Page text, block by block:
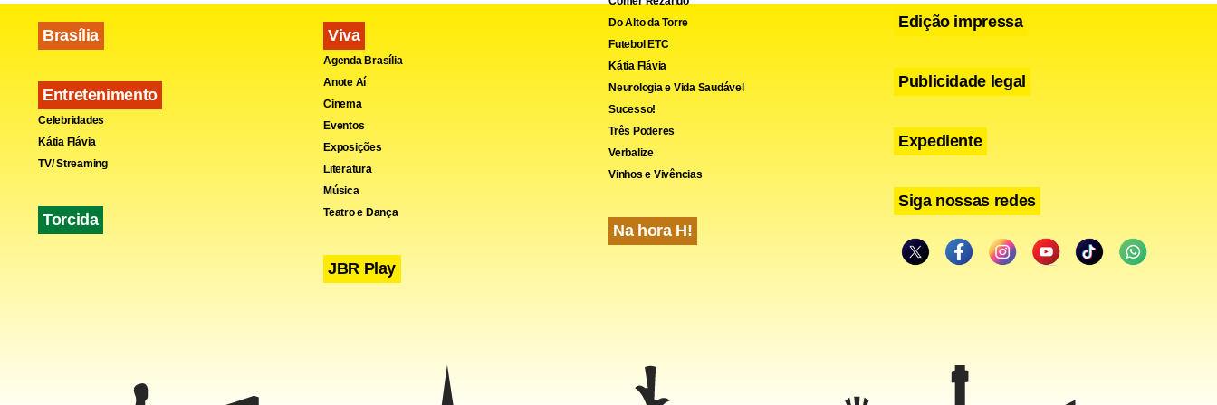
as compras desses aparelhos, sobretudo televisores. Outro setor com recuo do
emprego foi o de Fabricação de coque, refino de petróleo, elaboração de combustíveis
Brasília
Entretenimento
Celebridades
Kátia Flávia
TV/ Streaming
Torcida
Viva
Agenda Brasília
Anote Aí
Cinema
Eventos
Exposições
Literatura
Música
Teatro e Dança
JBR Play
Do Alto da Torre
Futebol ETC
Kátia Flávia
Neurologia e Vida Saudável
Sucesso!
Três Poderes
Verbalize
Vinhos e Vivências
Na hora H!
Edição impressa
Publicidade legal
Expediente
Siga nossas redes